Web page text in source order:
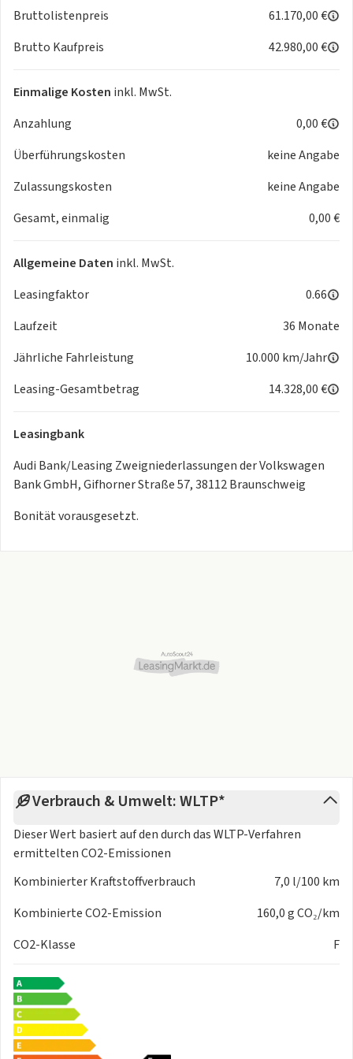
- ESP
- Fußgängererkennung
- Interaktionsairbag vorn
- Kindersitzbefestigung ISOFIX Beifahrersitz
- Müdigkeitserkennung
- Netztrennwand
- Notbremsassistent / Front Assist
- Seitenairbags vorne
- Spurverlassenswarnung
- Verkehrszeichenbasierter Geschwindigkeitsbegrenzer
- Allrad
Komfort
- Multifunktionslederlenkrad mit Schaltwippen
- Rückfahrkamera
- Gepäcknetz Vordersitzlehne
- Frontscheibe in Dämm-, Akustikglas
- Klimaautomatik
- Klimaautomatik Climatronic 2-Zonen
- 4-Wege-Lendenwirbelstütze
- Heckklappe elektrisch (öffnen und schließen)
- Lendenwirbelstütze elektrisch
- Vordersitze höhenverstellbar
- Bedienelemente Schwarz
- Dachhimmel Stoff
- Akzentflächen und Bedientasten schwarz matt
- Dekoreinlagen Laserstruktur schwarz
- Erweiterte Aluminiumoptik Interieur
- Interieurelemente Stoff
- Lenkradapplikation Chromoptik
- Nichtraucherausführung
- Sitzbezüge Stoff
- Sportsitze
Bruttolistenpreis
61.170,00 €
Brutto Kaufpreis
42.980,00 €
Einmalige Kosten inkl. MwSt.
Anzahlung
0,00 €
Überführungskosten
keine Angabe
Zulassungskosten
keine Angabe
Gesamt, einmalig
0,00 €
Allgemeine Daten inkl. MwSt.
Leasingfaktor
0.66
Laufzeit
36 Monate
Jährliche Fahrleistung
10.000 km/Jahr
Leasing-Gesamtbetrag
14.328,00 €
Leasingbank
Audi Bank/Leasing Zweigniederlassungen der Volkswagen
Bank GmbH, Gifhorner Straße 57, 38112 Braunschweig
Bonität vorausgesetzt.
Verbrauch & Umwelt: WLTP*
Dieser Wert basiert auf den durch dasWLTP-Verfahren
ermittelten CO2-Emissionen
Kombinierter Kraftstoffverbrauch
7,0 l/100 km
Kombinierte CO2-Emission
160,0 g CO₂/km
CO2-Klasse
F